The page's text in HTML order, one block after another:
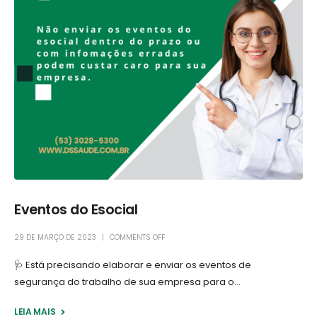
Eventos do Esocial
29 DE MARÇO DE 2023 COMMENTS OFF
🩺 Está precisando elaborar e enviar os eventos de
segurança do trabalho de sua empresa para o...
LEIA MAIS +